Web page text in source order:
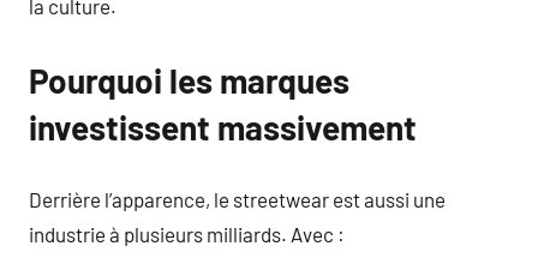
la culture.
Pourquoi les marques
investissent massivement
Derrière l’apparence, le streetwear est aussi une
industrie à plusieurs milliards. Avec :